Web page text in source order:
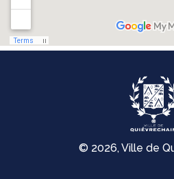
© 2026, Ville de